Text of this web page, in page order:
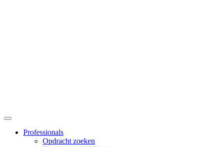
Professionals
Opdracht zoeken